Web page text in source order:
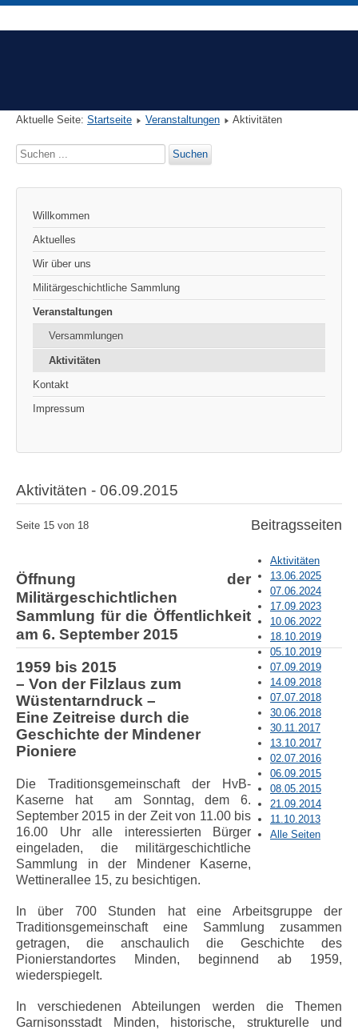
Aktuelle Seite: Startseite Veranstaltungen Aktivitäten
Suchen
Suchen
Willkommen
Aktuelles
Wir über uns
Militärgeschichtliche Sammlung
Veranstaltungen
Versammlungen
Aktivitäten
Kontakt
Impressum
Aktivitäten - 06.09.2015
Beitragsseiten
Aktivitäten
13.06.2025
07.06.2024
17.09.2023
10.06.2022
18.10.2019
05.10.2019
07.09.2019
14.09.2018
07.07.2018
30.06.2018
30.11.2017
13.10.2017
02.07.2016
06.09.2015
08.05.2015
21.09.2014
11.10.2013
Alle Seiten
Seite 15 von 18
Öffnung der
Militärgeschichtlichen
Sammlung für die Öffentlichkeit
am 6. September 2015
1959 bis 2015
– Von der Filzlaus zum
Wüstentarndruck –
Eine Zeitreise durch die
Geschichte der Mindener
Pioniere
Die Traditionsgemeinschaft der HvB-
Kaserne hat am Sonntag, dem 6.
September 2015 in der Zeit von 11.00 bis
16.00 Uhr alle interessierten Bürger
eingeladen, die militärgeschichtliche
Sammlung in der Mindener Kaserne,
Wettinerallee 15, zu besichtigen.
In über 700 Stunden hat eine Arbeitsgruppe der
Traditionsgemeinschaft eine Sammlung zusammen
getragen, die anschaulich die Geschichte des
Pionierstandortes Minden, beginnend ab 1959,
wiederspiegelt.
In verschiedenen Abteilungen werden die Themen
Garnisonsstadt Minden, historische, strukturelle und